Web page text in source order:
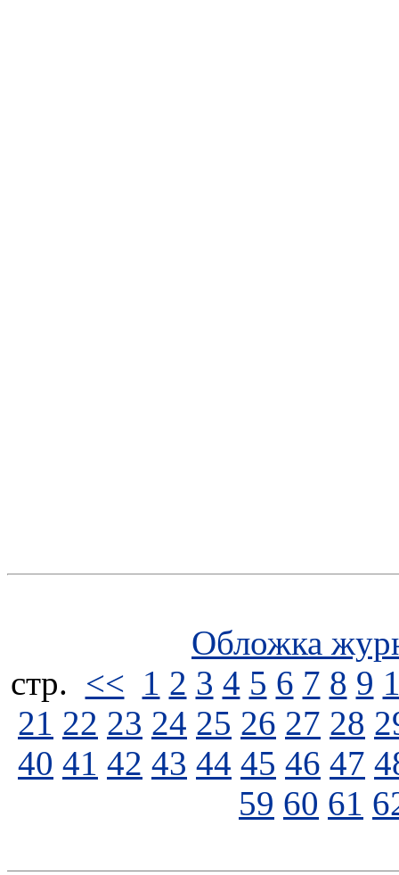
Обложка
стp. << 1 2 3 4 5 6 7 8 9
21 22 23 24 25 26 27 28
40 41 42 43 44 45 46 47
59 60 61